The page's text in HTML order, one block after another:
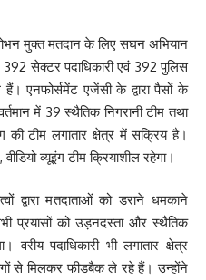
मुक्त मतदान के लिए सघन अभियान
392 सेक्टर पदाधिकारी एवं 392 पुलिस
हैं। एनफोर्समेंट एजेंसी के द्वारा पैसों के
में 39 स्थैतिक निगरानी टीम तथा
की टीम लगातार क्षेत्र में सक्रिय है।
व्यूइंग टीम क्रियाशील रहेगा।
द्वारा मतदाताओं को डराने धमकाने
प्रयासों को उड़नदस्ता और स्थैतिक
वरीय पदाधिकारी भी लगातार क्षेत्र
से मिलकर फीडबैक ले रहे हैं। उन्होंने